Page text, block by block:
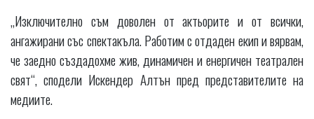
„Изключително съм доволен от актьорите и от всички,
ангажирани със спектакъла. Работим с отдаден екип и вярвам,
че заедно създадохме жив, динамичен и енергичен театрален
свят“, сподели Искендер Алтън пред представителите на
медиите.